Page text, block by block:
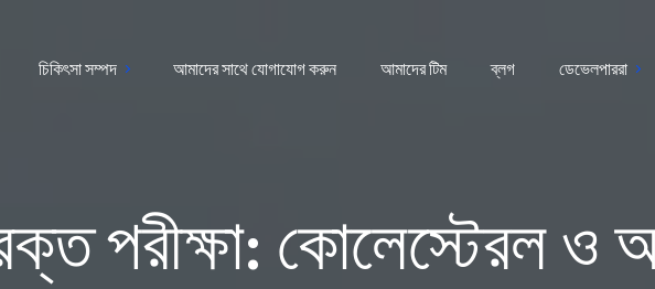
চিকিৎসা সম্পদ আমাদের সাথে যোগাযোগ করুন আমাদের টিম ব্লগ ডেভেলপাররা
পরীক্ষা: কোলেস্টেরল